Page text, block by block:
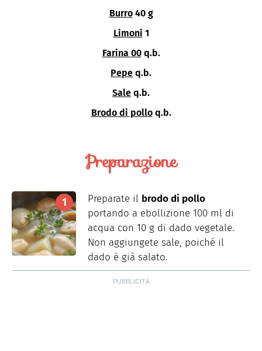
Burro 40 g
Limoni 1
Farina 00 q.b.
Pepe q.b.
Sale q.b.
Brodo di pollo q.b.
Preparazione
Preparate il brodo di pollo
portando a ebollizione 100 ml di
acqua con 10 g di dado vegetale.
Non aggiungete sale, poiché il
dado è già salato.